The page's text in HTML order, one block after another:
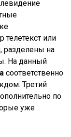
или
разделены на
На данный
соответственно
Третий
по
уже